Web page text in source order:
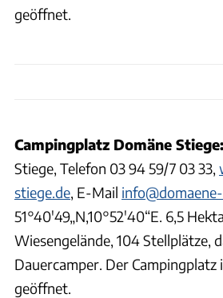
geöffnet.
Campingplatz Domäne Stiege:
Stiege, Telefon 03 94 59/7 03 33,
stiege.de , E-Mail
51°40'49„N,10°52'40“E. 6,5
Wiesengelände, 104 Stellplätze,
Dauercamper. Der Campingplatz
geöffnet.